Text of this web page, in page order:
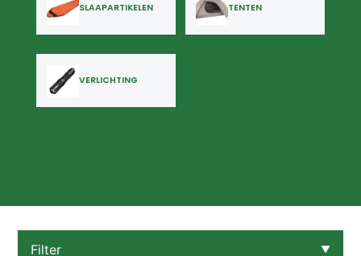
SLAAPARTIKELEN TENTEN
VERLICHTING
Filter ▼